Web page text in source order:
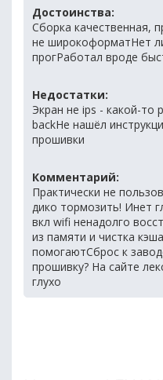
Достоинства:
Сборка качественная,
не широкоформатНет
прогРаботал вроде
Недостатки:
Экран не ips - какой-то
backНе нашёл
прошивки
Комментарий:
Практически не
дико тормозить! Инет
вкл wifi ненадолго
из памяти и чистка
помогаютСброс к
прошивку? На сайте
глухо